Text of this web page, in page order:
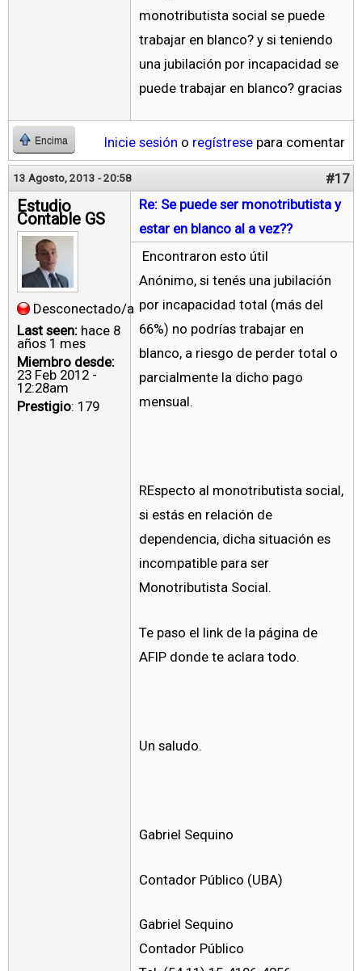
monotributista social se puede
trabajar en blanco? y si teniendo
una jubilación por incapacidad se
puede trabajar en blanco? gracias
Encima Inicie sesión o regístrese para comentar
13 Agosto, 2013 - 20:58 #17
Estudio
Contable GS
Desconectado/a
Last seen: hace 8
años 1 mes
Miembro desde:
23 Feb 2012 -
12:28am
Prestigio: 179
Re: Se puede ser monotributista y
estar en blanco al a vez??
Encontraron esto útil
Anónimo, si tenés una jubilación
por incapacidad total (más del
66%) no podrías trabajar en
blanco, a riesgo de perder total o
parcialmente la dicho pago
mensual.
REspecto al monotributista social,
si estás en relación de
dependencia, dicha situación es
incompatible para ser
Monotributista Social.
Te paso el link de la página de
AFIP donde te aclara todo.
Un saludo.
Gabriel Sequino
Contador Público (UBA)
Gabriel Sequino
Contador Público